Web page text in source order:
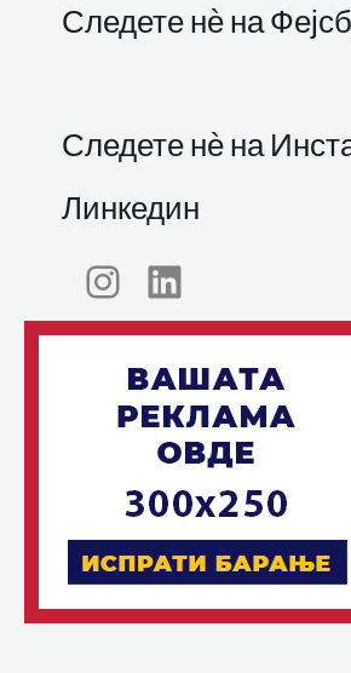
Следете нѐ на
Следете нѐ на
Линкедин